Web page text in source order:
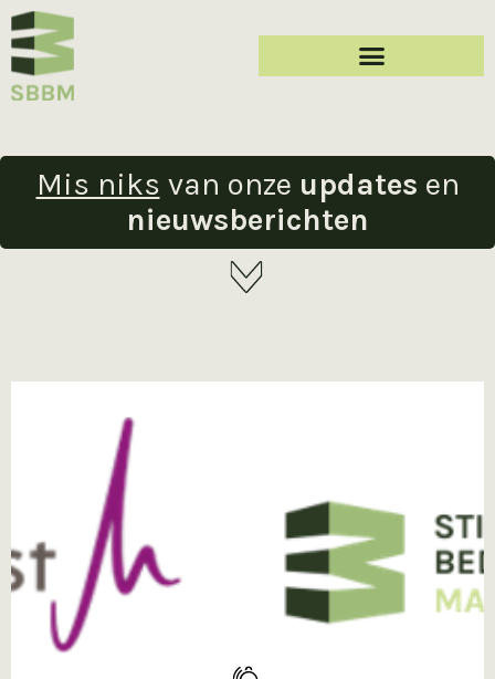
Mis niks van onze updates en
nieuwsberichten